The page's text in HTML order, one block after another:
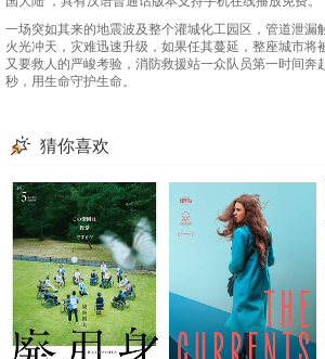
一场突如其来的地震波及整个灌城化工园区，管道泄漏
火光冲天，灾难迅速升级，如果任其蔓延，整座城市
又要救人的严峻考验，消防救援站一众队员第一时间奔
秒，用生命守护生命。
猜你喜欢